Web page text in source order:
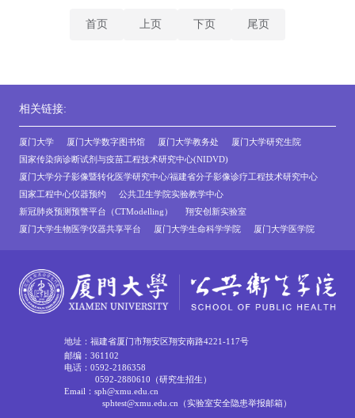
首页 上页 下页 尾页
相关链接:
厦门大学 厦门大学数字图书馆 厦门大学教务处
厦门大学研究生院
国家传染病诊断试剂与疫苗工程技术研究中心(NIDVD)
厦门大学分子影像暨转化医学研究中心/福建省分子影像诊疗工程技术研究中心
国家工程中心仪器预约
公共卫生学院实验教学中心
新冠肺炎预测预警平台（CTModelling）
翔安创新实验室
厦门大学生物医学仪器共享平台
厦门大学生命科学学院 厦门大学医学院
地址：福建省厦门市翔安区翔安南路4221-117号
邮编：361102
电话：0592-2186358
0592-2880610（研究生招生）
Email：sph@xmu.edu.cn
sphtest@xmu.edu.cn（实验室安全隐患举报邮箱）